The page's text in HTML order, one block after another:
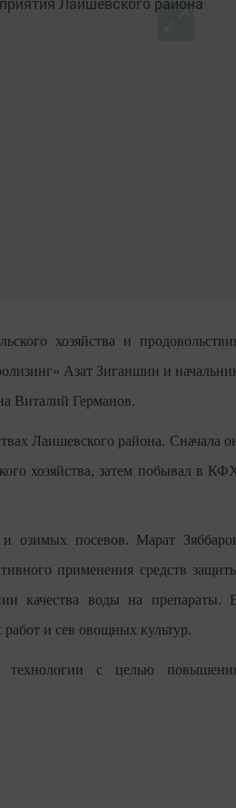
хозяйства и
Азат Зиганшин и
Виталий Германов.
Лаишевского района. Сначала
хозяйства, затем побывал в
озимых посевов. Марат
применения средств
качества воды на препараты.
и сев овощных культур.
технологии с целью